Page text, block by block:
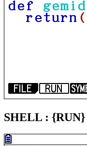
SHELL :